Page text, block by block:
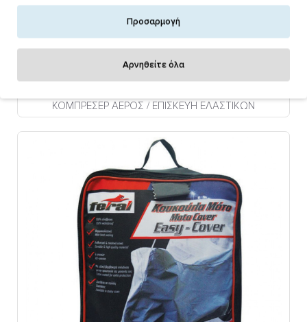
ΚΟΜΠΡΕΣΕΡ ΑΕΡΟΣ / ΕΠΙΣΚΕΥΗ ΕΛΑΣΤΙΚΩΝ
Προσαρμογή
Αρνηθείτε όλα